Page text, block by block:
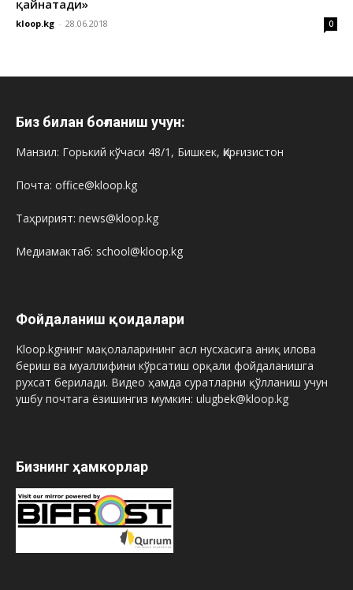
қайнатади»
kloop.kg - 28.06.2018 0
Биз билан боғланиш учун:
Манзил: Горький кўчаси 48/1, Бишкек, Қирғизистон
Почта: office@kloop.kg
Таҳририят: news@kloop.kg
Медиамактаб: school@kloop.kg
Фойдаланиш қоидалари
Kloop.kgнинг мақолаларининг асл нусхасига аниқ илова
бериш ва муаллифини кўрсатиш орқали фойдаланишга
рухсат берилади. Видео ҳамда суратларни қўлланиш учун
ушбу почтага ёзишингиз мумкин: ulugbek@kloop.kg
Бизнинг ҳамкорлар